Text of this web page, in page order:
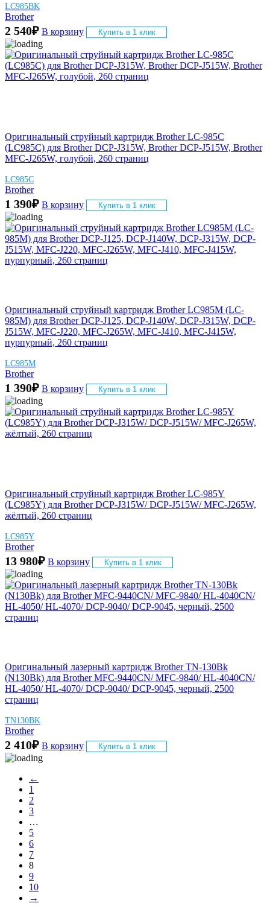
LC985BK
Brother
2 540₽ В корзину Купить в 1 клик
Оригинальный струйный картридж Brother LC-985C
(LC985C) для Brother DCP-J315W, Brother DCP-J515W, Brother
MFC-J265W, голубой, 260 страниц
LC985C
Brother
1 390₽ В корзину Купить в 1 клик
Оригинальный струйный картридж Brother LC985M (LC-
985M) для Brother DCP-J125, DCP-J140W, DCP-J315W, DCP-
J515W, MFC-J220, MFC-J265W, MFC-J410, MFC-J415W,
пурпурный, 260 страниц
LC985M
Brother
1 390₽ В корзину Купить в 1 клик
Оригинальный струйный картридж Brother LC-985Y
(LC985Y) для Brother DCP-J315W/ DCP-J515W/ MFC-J265W,
жёлтый, 260 страниц
LC985Y
Brother
13 980₽ В корзину Купить в 1 клик
Оригинальный лазерный картридж Brother TN-130Bk
(N130Bk) для Brother MFC-9440CN/ MFC-9840/ HL-4040CN/
HL-4050/ HL-4070/ DCP-9040/ DCP-9045, черный, 2500
страниц
TN130BK
Brother
2 410₽ В корзину Купить в 1 клик
←
1
2
3
…
5
6
7
8
9
10
→